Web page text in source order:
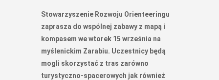
Stowarzyszenie Rozwoju Orienteeringu
zaprasza do wspólnej zabawy z mapą i
kompasem we wtorek 15 września na
myślenickim Zarabiu. Uczestnicy będą
mogli skorzystać z tras zarówno
turystyczno-spacerowych jak również